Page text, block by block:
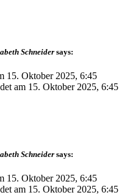
Schneider says:
15. Oktober 2025, 6:45
am 15. Oktober 2025, 6:45
Schneider says:
15. Oktober 2025, 6:45
am 15. Oktober 2025, 6:45